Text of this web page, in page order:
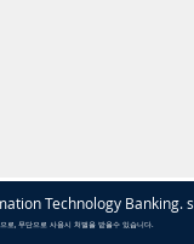
Technology Banking.
로, 무단으로 사용시 처벌을 받을수 있습니다.